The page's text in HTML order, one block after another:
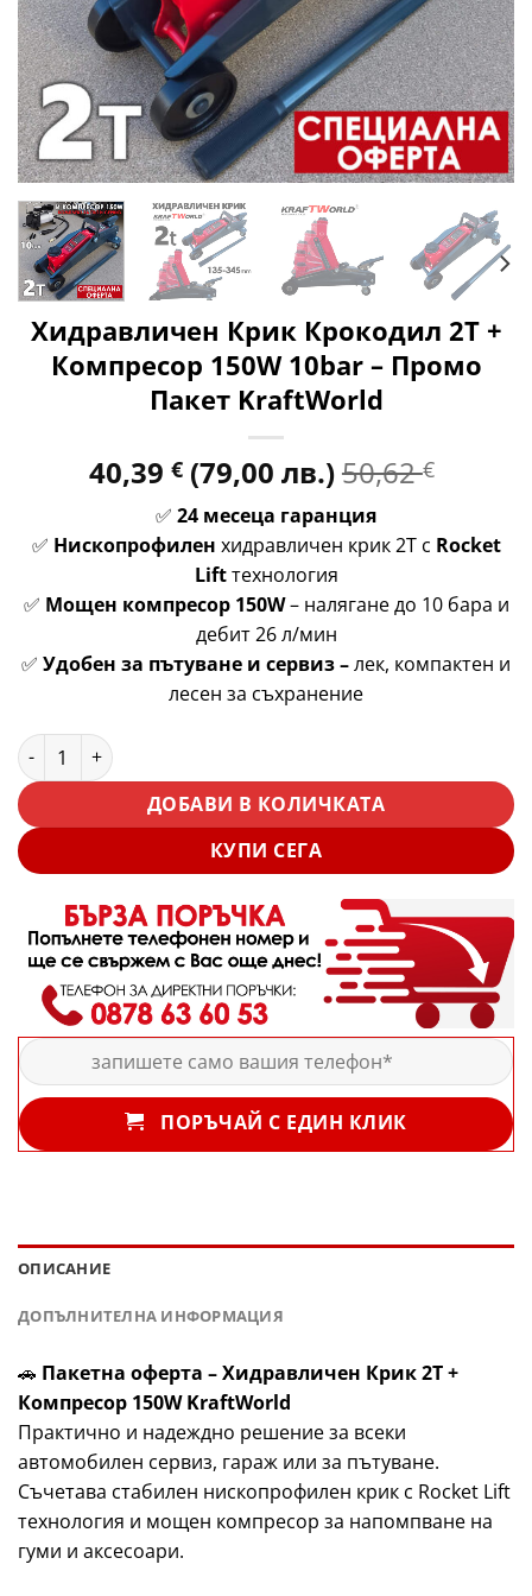
Хидравличен Крик Крокодил 2T +
Компресор 150W 10bar – Промо
Пакет KraftWorld
40,39 € (79,00 лв.)50,62€
✅ 24 месеца гаранция
✅ Нископрофилен хидравличен крик 2T с Rocket
Liftтехнология
✅ Мощен компресор 150W– налягане до 10 бара и
дебит 26 л/мин
✅ Удобен за пътуване и сервиз –лек, компактен и
лесен за съхранение
количество за Хидравличен Крик Крокодил 2T +
ДОБАВИ В КОЛИЧКАТА
КУПИ СЕГА
ПОРЪЧАЙ С ЕДИН КЛИК
ОПИСАНИЕ
ДОПЪЛНИТЕЛНА ИНФОРМАЦИЯ
🚗 Пакетна оферта – Хидравличен Крик 2T +
Компресор 150W KraftWorld
Практично и надеждно решение за всеки
автомобилен сервиз, гараж или за пътуване.
Съчетава стабилен нископрофилен крик с Rocket Lift
технология и мощен компресор за напомпване на
гуми и аксесоари.